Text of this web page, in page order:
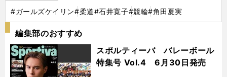
#ガールズケイリン#柔道#石井寛子#競輪#角田夏実
編集部のおすすめ
スポルティーバ バレーボール
特集号 Vol.4 6月30日発売